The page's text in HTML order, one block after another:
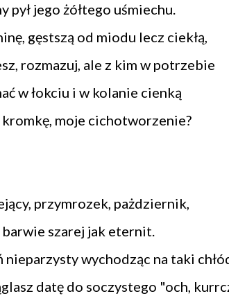
pył jego żółtego uśmiechu.
gęstszą od miodu lecz ciekłą,
rozmazuj, ale z kim w potrzebie
w łokciu i w kolanie cienką
moje cichotworzenie?
przymrozek, pażdziernik,
szarej jak eternit.
nieparzysty wychodząc na taki
datę do soczystego "och,